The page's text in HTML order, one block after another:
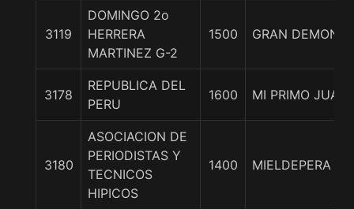
3119
DOMINGO 2o
HERRERA
MARTINEZ G-2
1500 GRAN DEMONIO
3178
REPUBLICA DEL
PERU
1600 MI PRIMO
3180
ASOCIACION DE
PERIODISTAS Y
TECNICOS
HIPICOS
1400 MIELDEPERA